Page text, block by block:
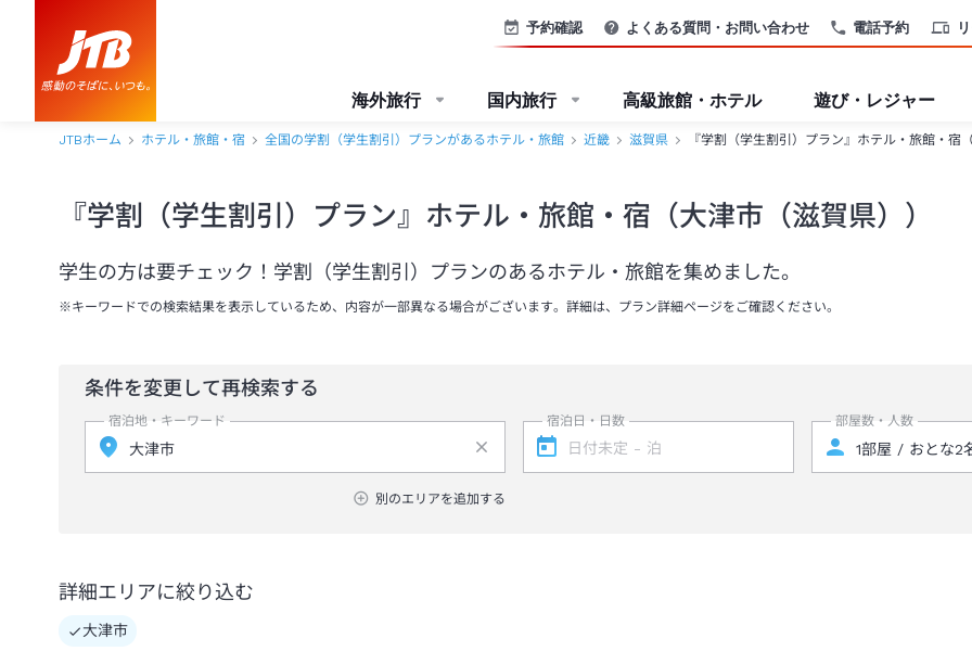
電話予約
予約確認 よくある質問・お問い合わせ
海外旅行 国内旅行 高級旅館・ホテル 遊び・レジャー
JTBホーム ホテル・旅館・宿 全国の学割（学生割引）プランがあるホテル・旅館 近畿 滋賀県 『学割（学生割引）プラン』ホテル・旅館・宿
『学割（学生割引）プラン』ホテル・旅館・宿（大津市（滋賀県））
学生の方は要チェック！学割（学生割引）プランのあるホテル・旅館を集めました。
※キーワードでの検索結果を表示しているため、内容が一部異なる場合がございます。詳細は、プラン詳細ページをご確認ください。
条件を変更して再検索する
宿泊地・キーワード
別のエリアを追加する
宿泊日・日数 部屋数・人数
詳細エリアに絞り込む
大津市